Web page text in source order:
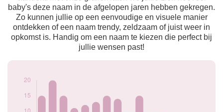
baby's deze naam in de afgelopen jaren hebben gekregen.
Zo kunnen jullie op een eenvoudige en visuele manier
ontdekken of een naam trendy, zeldzaam of juist weer in
opkomst is. Handig om een naam te kiezen die perfect bij
jullie wensen past!
2013
12
2014
13
2015
15
2016
14
2021
7
2022